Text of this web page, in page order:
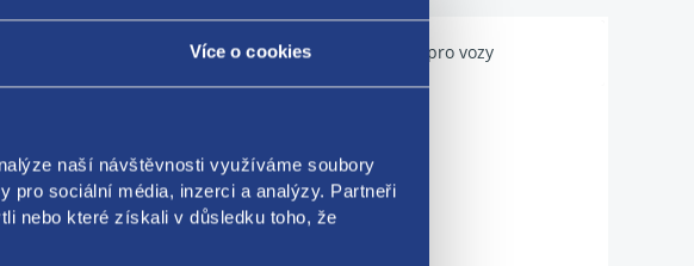
Více o cookies
naší návštěvnosti využíváme soubory
pro sociální média, inzerci a analýzy. Partneři
nebo které získali v důsledku toho, že
Použitelné pro vozy